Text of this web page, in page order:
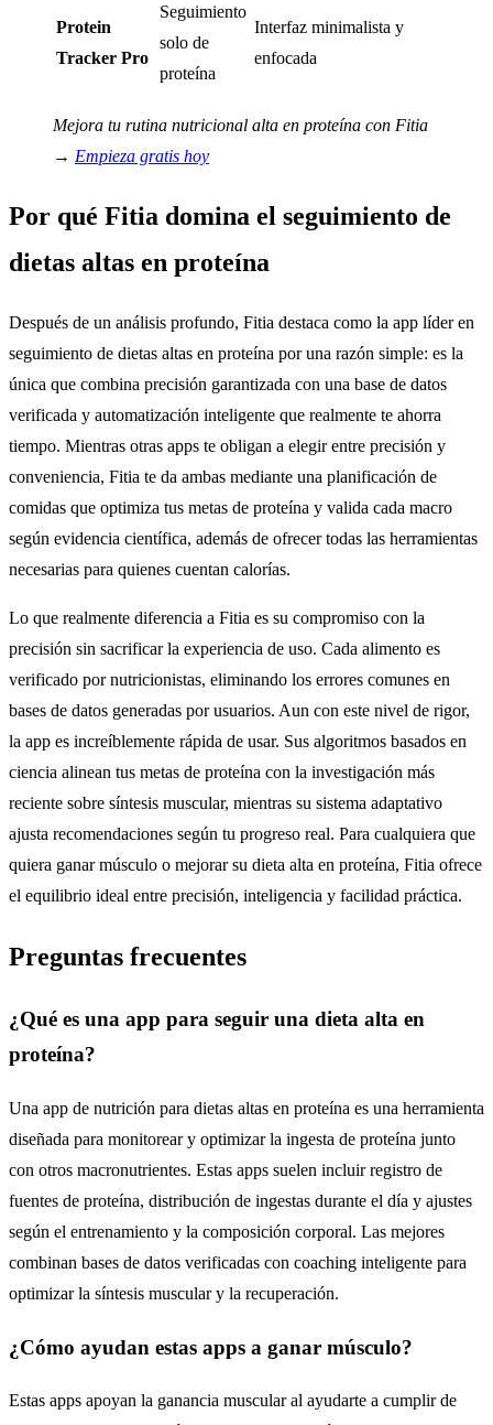
Protein
Tracker Pro
Seguimiento
solo de
proteína
Interfaz minimalista y
enfocada
Mejora tu rutina nutricional alta en proteína con Fitia
→ Empieza gratis hoy
Por qué Fitia domina el seguimiento de
dietas altas en proteína
Después de un análisis profundo, Fitia destaca como la app líder en
seguimiento de dietas altas en proteína por una razón simple: es la
única que combina precisión garantizada con una base de datos
verificada y automatización inteligente que realmente te ahorra
tiempo. Mientras otras apps te obligan a elegir entre precisión y
conveniencia, Fitia te da ambas mediante una planificación de
comidas que optimiza tus metas de proteína y valida cada macro
según evidencia científica, además de ofrecer todas las herramientas
necesarias para quienes cuentan calorías.
Lo que realmente diferencia a Fitia es su compromiso con la
precisión sin sacrificar la experiencia de uso. Cada alimento es
verificado por nutricionistas, eliminando los errores comunes en
bases de datos generadas por usuarios. Aun con este nivel de rigor,
la app es increíblemente rápida de usar. Sus algoritmos basados en
ciencia alinean tus metas de proteína con la investigación más
reciente sobre síntesis muscular, mientras su sistema adaptativo
ajusta recomendaciones según tu progreso real. Para cualquiera que
quiera ganar músculo o mejorar su dieta alta en proteína, Fitia ofrece
el equilibrio ideal entre precisión, inteligencia y facilidad práctica.
Preguntas frecuentes
¿Qué es una app para seguir una dieta alta en
proteína?
Una app de nutrición para dietas altas en proteína es una herramienta
diseñada para monitorear y optimizar la ingesta de proteína junto
con otros macronutrientes. Estas apps suelen incluir registro de
fuentes de proteína, distribución de ingestas durante el día y ajustes
según el entrenamiento y la composición corporal. Las mejores
combinan bases de datos verificadas con coaching inteligente para
optimizar la síntesis muscular y la recuperación.
¿Cómo ayudan estas apps a ganar músculo?
Estas apps apoyan la ganancia muscular al ayudarte a cumplir de